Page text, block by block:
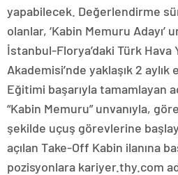
yapabilecek. Değerlendirme
olanlar, ‘Kabin Memuru Adayı’
İstanbul-Florya’daki Türk Hava
Akademisi’nde yaklaşık 2 aylık
Eğitimi başarıyla tamamlayan
“Kabin Memuru” unvanıyla,
şekilde uçuş görevlerine
açılan Take-Off Kabin ilanına
pozisyonlara kariyer.thy.com